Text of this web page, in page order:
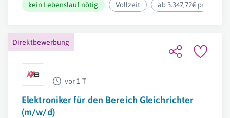
kein Lebenslauf nötig Vollzeit ab 3.347,72€ pro
Direktbewerbung
vor 1 T
Elektroniker für den Bereich Gleichrichter
(m/w/d)